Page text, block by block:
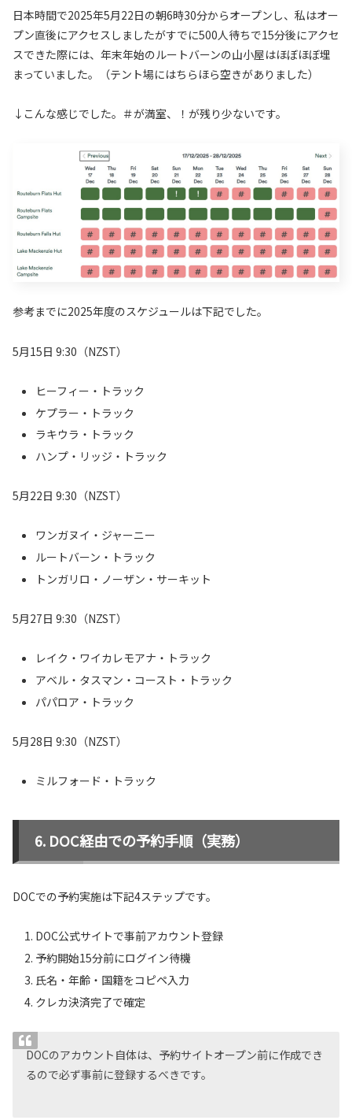
日本時間で2025年5月22日の朝6時30分からオープンし、私はオー
プン直後にアクセスしましたがすでに500人待ちで15分後にアクセ
スできた際には、年末年始のルートバーンの山小屋はほぼほぼ埋
まっていました。（テント場にはちらほら空きがありました）
↓こんな感じでした。＃が満室、！が残り少ないです。
参考までに2025年度のスケジュールは下記でした。
5月15日 9:30（NZST）
ヒーフィー・トラック
ケプラー・トラック
ラキウラ・トラック
ハンプ・リッジ・トラック
5月22日 9:30（NZST）
ワンガヌイ・ジャーニー
ルートバーン・トラック
トンガリロ・ノーザン・サーキット
5月27日 9:30（NZST）
レイク・ワイカレモアナ・トラック
アベル・タスマン・コースト・トラック
パパロア・トラック
5月28日 9:30（NZST）
ミルフォード・トラック
DOC経由での予約手順（実務）
DOCでの予約実施は下記4ステップです。
DOC公式サイトで事前アカウント登録
予約開始15分前にログイン待機
氏名・年齢・国籍をコピペ入力
クレカ決済完了で確定
DOCのアカウント自体は、予約サイトオープン前に作成でき
るので必ず事前に登録するべきです。